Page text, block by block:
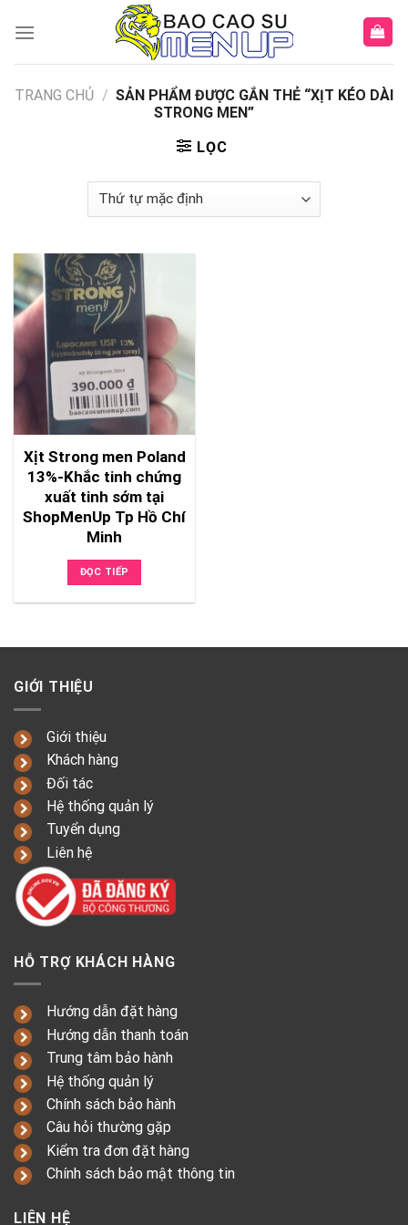
TRANG CHỦ / SẢN PHẨM ĐƯỢC GẮN THẺ “XỊT KÉO DÀI
STRONG MEN”
LỌC
Xịt Strong men Poland
13%-Khắc tinh chứng
xuất tinh sớm tại
ShopMenUp Tp Hồ Chí
Minh
ĐỌC TIẾP
GIỚI THIỆU
Giới thiệu
Khách hàng
Đối tác
Hệ thống quản lý
Tuyển dụng
Liên hệ
HỖ TRỢ KHÁCH HÀNG
Hướng dẫn đặt hàng
Hướng dẫn thanh toán
Trung tâm bảo hành
Hệ thống quản lý
Chính sách bảo hành
Câu hỏi thường gặp
Kiểm tra đơn đặt hàng
Chính sách bảo mật thông tin
LIÊN HỆ